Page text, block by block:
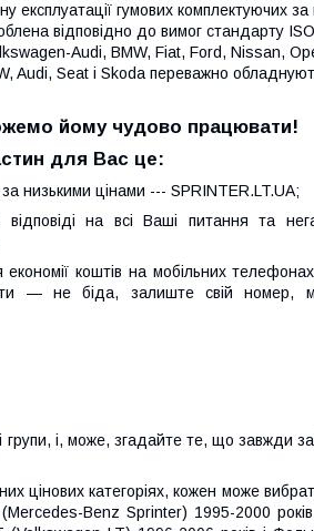
експлуатації гумових комплектуючих за
відповідно до вимог стандарту
Audi, BMW, Fiat, Ford, Nissan,
Audi, Seat і Skoda переважно
йому чудово працювати!
для Вас це:
низькими цінами --- SPRINTER.LT.UA;
на всі Ваші питання та
коштів на мобільних
— не біда, залиште свій номер,
і, може, згадайте те, що завжди
цінових категоріях, кожен може
Benz Sprinter) 1995-2000